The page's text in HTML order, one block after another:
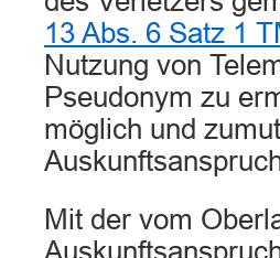
13 Abs. 6 Satz 1
Nutzung von
Pseudonym zu
möglich und
Mit der vom